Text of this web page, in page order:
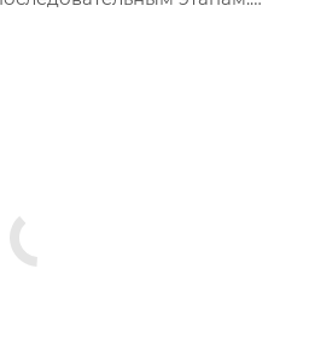
заказ».